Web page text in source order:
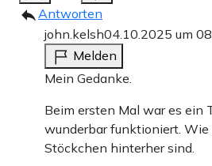
Antworten
john.kelsh04.10.2025 um
Melden
Mein Gedanke.
Beim ersten Mal war es ein
wunderbar funktioniert. Wie
Stöckchen hinterher sind.